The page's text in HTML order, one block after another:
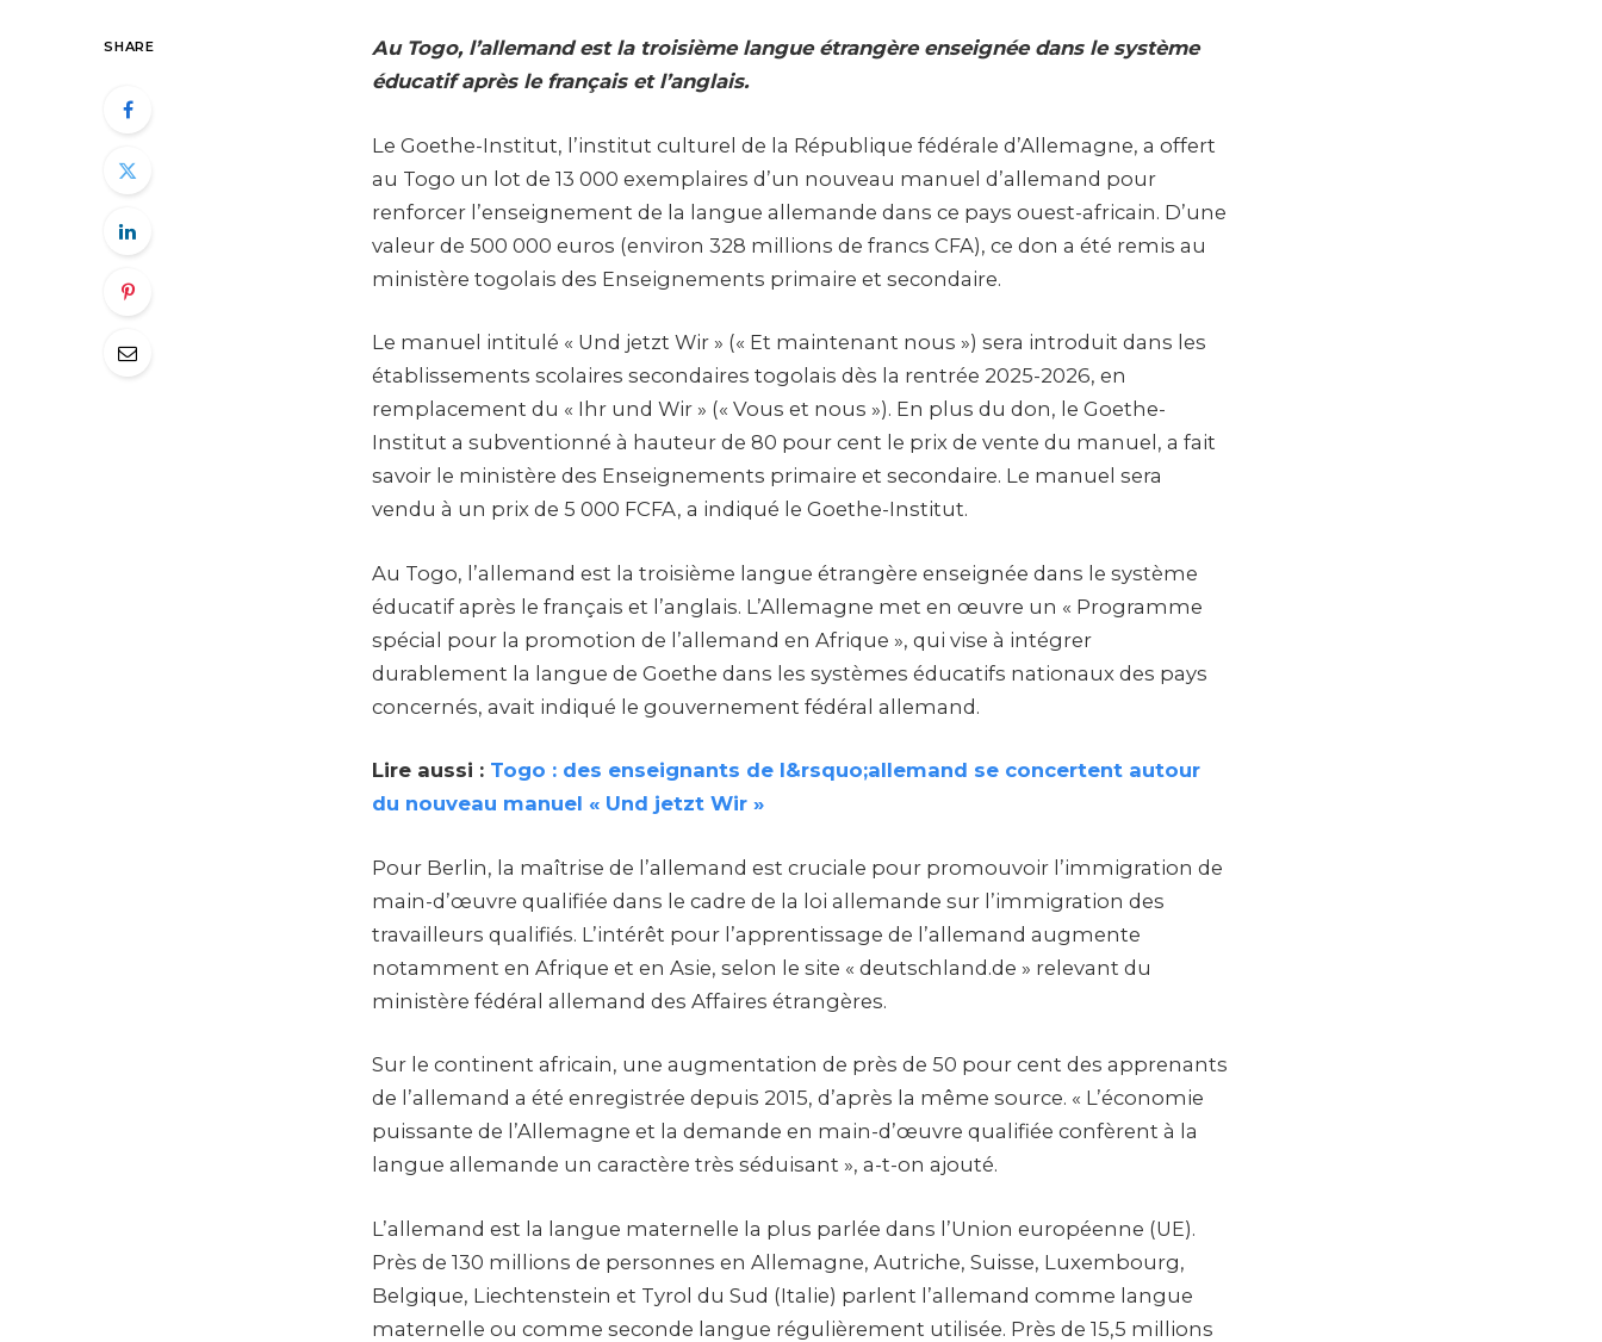
SHARE
Au Togo, l’allemand est la troisième langue étrangère enseignée dans le système
éducatif après le français et l’anglais.
Le Goethe-Institut, l’institut culturel de la République fédérale d’Allemagne, a offert
au Togo un lot de 13 000 exemplaires d’un nouveau manuel d’allemand pour
renforcer l’enseignement de la langue allemande dans ce pays ouest-africain. D’une
valeur de 500 000 euros (environ 328 millions de francs CFA), ce don a été remis au
ministère togolais des Enseignements primaire et secondaire.
Le manuel intitulé « Und jetzt Wir » (« Et maintenant nous ») sera introduit dans les
établissements scolaires secondaires togolais dès la rentrée 2025-2026, en
remplacement du « Ihr und Wir » (« Vous et nous »). En plus du don, le Goethe-
Institut a subventionné à hauteur de 80 pour cent le prix de vente du manuel, a fait
savoir le ministère des Enseignements primaire et secondaire. Le manuel sera
vendu à un prix de 5 000 FCFA, a indiqué le Goethe-Institut.
Au Togo, l’allemand est la troisième langue étrangère enseignée dans le système
éducatif après le français et l’anglais. L’Allemagne met en œuvre un « Programme
spécial pour la promotion de l’allemand en Afrique », qui vise à intégrer
durablement la langue de Goethe dans les systèmes éducatifs nationaux des pays
concernés, avait indiqué le gouvernement fédéral allemand.
Lire aussi : Togo : des enseignants de l&rsquo;allemand se concertent autour
du nouveau manuel « Und jetzt Wir »
Pour Berlin, la maîtrise de l’allemand est cruciale pour promouvoir l’immigration de
main-d’œuvre qualifiée dans le cadre de la loi allemande sur l’immigration des
travailleurs qualifiés. L’intérêt pour l’apprentissage de l’allemand augmente
notamment en Afrique et en Asie, selon le site « deutschland.de » relevant du
ministère fédéral allemand des Affaires étrangères.
Sur le continent africain, une augmentation de près de 50 pour cent des apprenants
de l’allemand a été enregistrée depuis 2015, d’après la même source. « L’économie
puissante de l’Allemagne et la demande en main-d’œuvre qualifiée confèrent à la
langue allemande un caractère très séduisant », a-t-on ajouté.
L’allemand est la langue maternelle la plus parlée dans l’Union européenne (UE).
Près de 130 millions de personnes en Allemagne, Autriche, Suisse, Luxembourg,
Belgique, Liechtenstein et Tyrol du Sud (Italie) parlent l’allemand comme langue
maternelle ou comme seconde langue régulièrement utilisée. Près de 15,5 millions